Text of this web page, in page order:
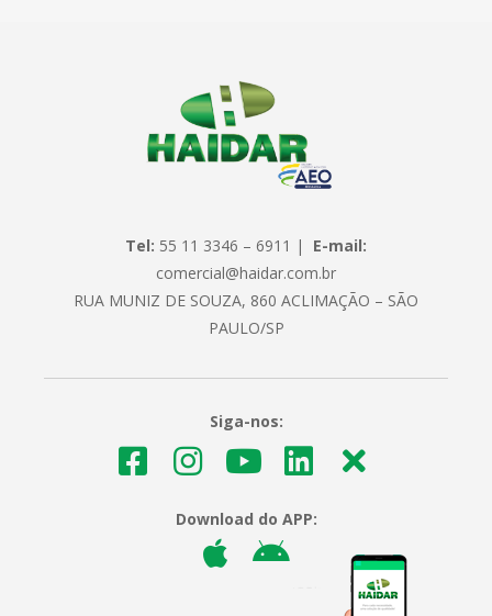
Tel: 55 11 3346 – 6911 | E-mail:
comercial@haidar.com.br
RUA MUNIZ DE SOUZA, 860 ACLIMAÇÃO – SÃO
PAULO/SP
Siga-nos:
Download do APP: